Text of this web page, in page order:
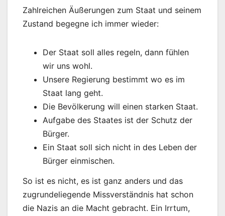
Zahlreichen Äußerungen zum Staat und seinem
Zustand begegne ich immer wieder:
Der Staat soll alles regeln, dann fühlen
wir uns wohl.
Unsere Regierung bestimmt wo es im
Staat lang geht.
Die Bevölkerung will einen starken Staat.
Aufgabe des Staates ist der Schutz der
Bürger.
Ein Staat soll sich nicht in des Leben der
Bürger einmischen.
So ist es nicht, es ist ganz anders und das
zugrundeliegende Missverständnis hat schon
die Nazis an die Macht gebracht. Ein Irrtum,